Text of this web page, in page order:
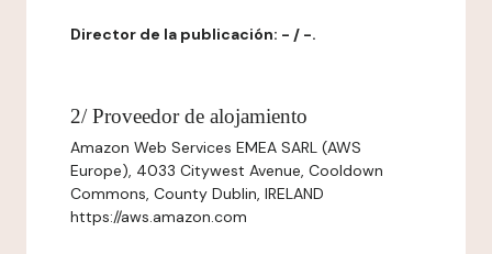
Director de la publicación: - / -.
2/ Proveedor de alojamiento
Amazon Web Services EMEA SARL (AWS
Europe), 4033 Citywest Avenue, Cooldown
Commons, County Dublin, IRELAND
https://aws.amazon.com